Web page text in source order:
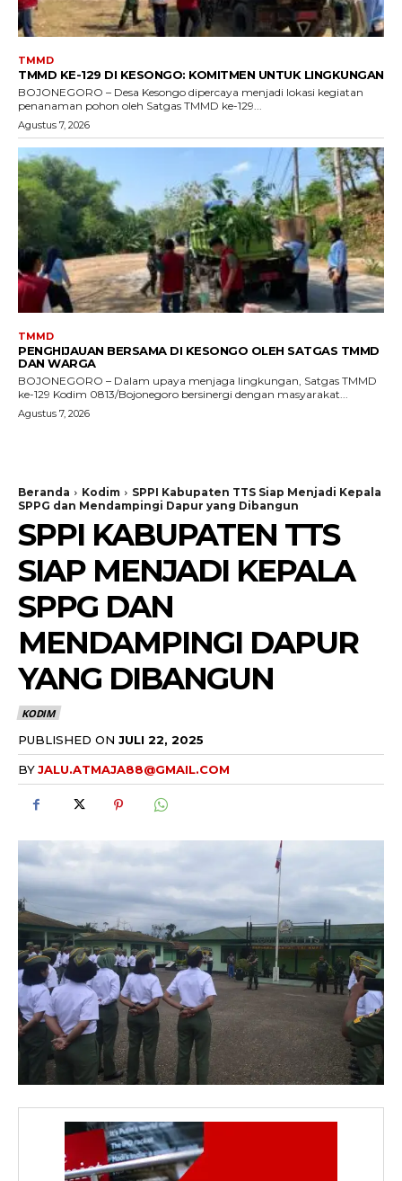
TMMD
TMMD KE-129 DI KESONGO: KOMITMEN UNTUK LINGKUNGAN
BOJONEGORO – Desa Kesongo dipercaya menjadi lokasi kegiatan
penanaman pohon oleh Satgas TMMD ke-129...
Agustus 7, 2026
TMMD
PENGHIJAUAN BERSAMA DI KESONGO OLEH SATGAS TMMD
DAN WARGA
BOJONEGORO – Dalam upaya menjaga lingkungan, Satgas TMMD
ke-129 Kodim 0813/Bojonegoro bersinergi dengan masyarakat...
Agustus 7, 2026